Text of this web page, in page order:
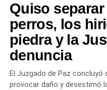
Quiso
perros, los
piedra y la
denuncia
El Juzgado de Paz
provocar daño y desestimó